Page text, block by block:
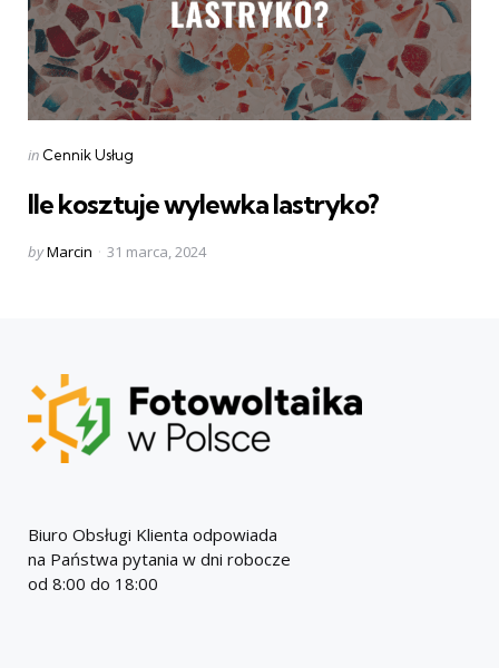
Categories
Posted
in Cennik Usług
Ile kosztuje wylewka lastryko?
Posted
byMarcin 31 marca, 2024
Biuro Obsługi Klienta odpowiada
na Państwa pytania w dni robocze
od 8:00 do 18:00